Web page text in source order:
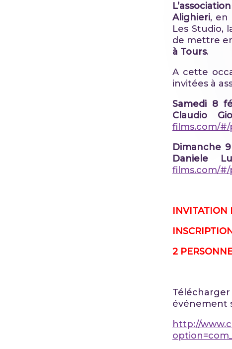
Alighieri, en
Les Studio,
de mettre
à Tours.
A cette
invitées à
Samedi 8
Claudio
films.com/
Dimanche
Daniele
films.com/#/
INVITATION
2
événement
http://